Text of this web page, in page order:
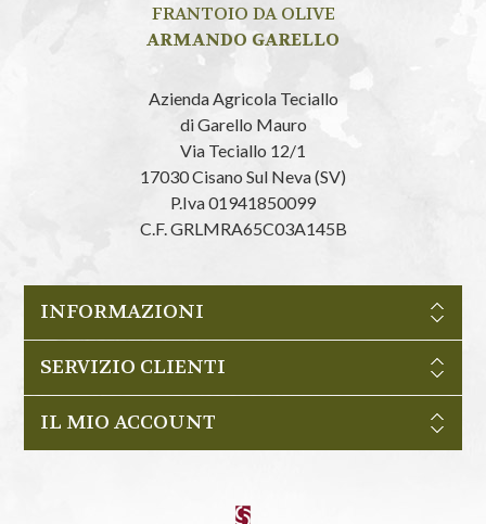
FRANTOIO DA OLIVE
ARMANDO GARELLO
Azienda Agricola Teciallo
di Garello Mauro
Via Teciallo 12/1
17030 Cisano Sul Neva (SV)
P.Iva 01941850099
C.F. GRLMRA65C03A145B
INFORMAZIONI
SERVIZIO CLIENTI
IL MIO ACCOUNT